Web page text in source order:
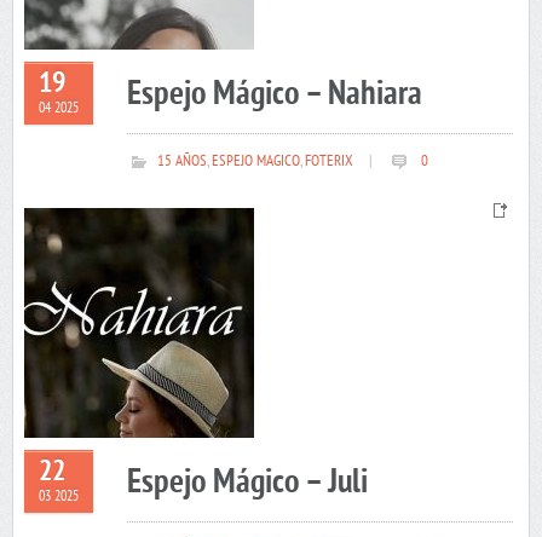
19
04 2025 Espejo Mágico – Nahiara
15 AÑOS,ESPEJO MAGICO,FOTERIX 0
22
03 2025 Espejo Mágico – Juli